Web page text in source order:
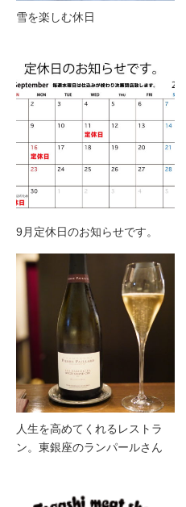
雪を楽しむ休日
9月定休日のお知らせです。
人生を高めてくれるレストラ
ン。東銀座のランパールさん